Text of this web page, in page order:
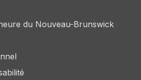
du Nouveau-Brunswick